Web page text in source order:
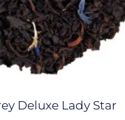
Deluxe Lady Star